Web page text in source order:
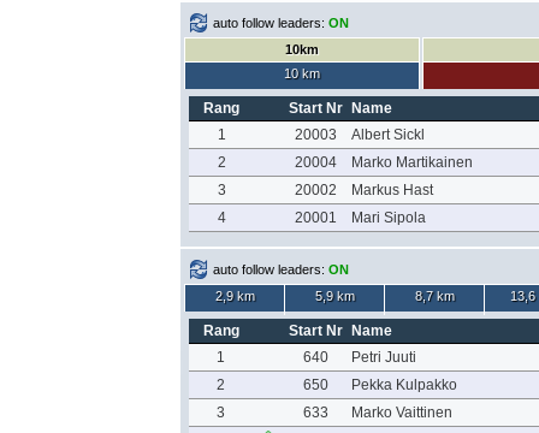
auto follow leaders: ON
10km
10 km
Rang Start Nr
Name
1
20003
Albert Sickl
2
20004
Marko Martikainen
3
20002
Markus Hast
4
20001 Mari Sipola
auto follow leaders: ON
2,9 km
5,9 km 8,7 km 13,6
Rang Start Nr
Name
1
640
Petri Juuti
2
650
Pekka Kulpakko
3
633
Marko Vaittinen